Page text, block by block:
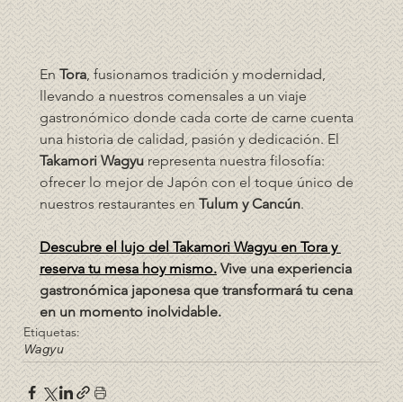
En Tora, fusionamos tradición y modernidad,
llevando a nuestros comensales a un viaje
gastronómico donde cada corte de carne cuenta
una historia de calidad, pasión y dedicación. El
Takamori Wagyu representa nuestra filosofía:
ofrecer lo mejor de Japón con el toque único de
nuestros restaurantes en Tulum y Cancún.
Descubre el lujo del Takamori Wagyu en Tora y
reserva tu mesa hoy mismo. Vive una experiencia
gastronómica japonesa que transformará tu cena
en un momento inolvidable.
Etiquetas:
Wagyu